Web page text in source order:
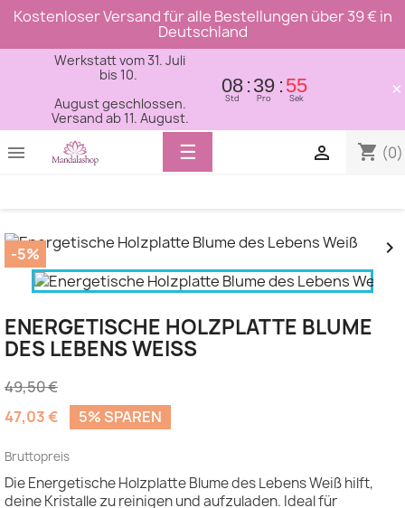
Kostenloser Versand für alle Bestellungen über 39 € in
Deutschland
Werkstatt vom 31. Juli
bis 10.
August geschlossen.
Versand ab 11. August.
08
Std
39
Pro
54
Sek ×
 shopping_cart (0)

Toggle
navigation
☰
-5%
 
ENERGETISCHE HOLZPLATTE BLUME
DES LEBENS WEISS
49,50 €
47,03 €
5% SPAREN
Bruttopreis
Die Energetische Holzplatte Blume des Lebens Weiß hilft,
deine Kristalle zu reinigen und aufzuladen. Ideal für